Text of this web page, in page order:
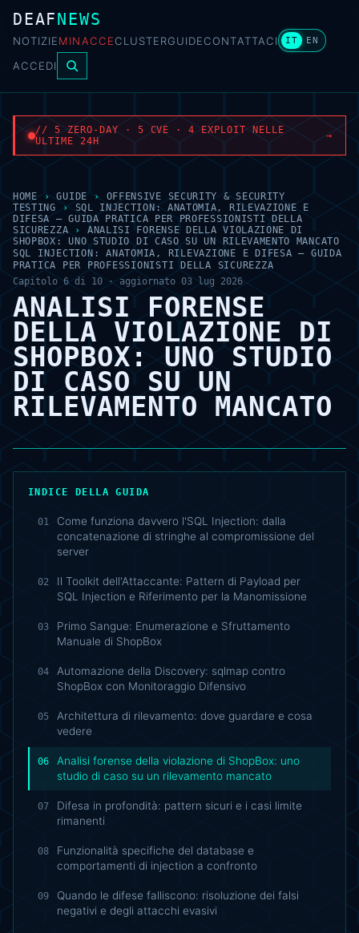
DEAFNEWS
NOTIZIEMINACCECLUSTERGUIDECONTATTACI IT EN
ACCEDI
// 5 ZERO-DAY · 5 CVE · 4 EXPLOIT NELLE
ULTIME 24H
→
HOME › GUIDE › OFFENSIVE SECURITY & SECURITY
TESTING
›
SQL INJECTION: ANATOMIA, RILEVAZIONE E
DIFESA — GUIDA PRATICA PER PROFESSIONISTI DELLA
SICUREZZA
›
ANALISI FORENSE DELLA VIOLAZIONE DI
SHOPBOX: UNO STUDIO DI CASO SU UN RILEVAMENTO MANCATO
SQL INJECTION: ANATOMIA, RILEVAZIONE E DIFESA — GUIDA
PRATICA PER PROFESSIONISTI DELLA SICUREZZA
Capitolo 6 di 10 · aggiornato 03 lug 2026
ANALISI FORENSE
DELLA VIOLAZIONE DI
SHOPBOX: UNO STUDIO
DI CASO SU UN
RILEVAMENTO MANCATO
INDICE DELLA GUIDA
01
Come funziona davvero l'SQL Injection: dalla
concatenazione di stringhe al compromissione del
server
02
Il Toolkit dell'Attaccante: Pattern di Payload per
SQL Injection e Riferimento per la Manomissione
03
Primo Sangue: Enumerazione e Sfruttamento
Manuale di ShopBox
04
Automazione della Discovery: sqlmap contro
ShopBox con Monitoraggio Difensivo
05
Architettura di rilevamento: dove guardare e cosa
vedere
06
Analisi forense della violazione di ShopBox: uno
studio di caso su un rilevamento mancato
07
Difesa in profondità: pattern sicuri e i casi limite
rimanenti
08
Funzionalità specifiche del database e
comportamenti di injection a confronto
09
Quando le difese falliscono: risoluzione dei falsi
negativi e degli attacchi evasivi